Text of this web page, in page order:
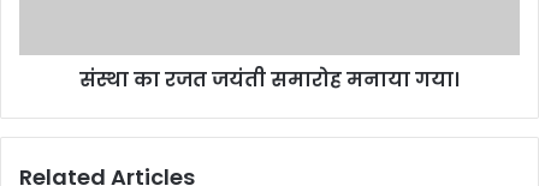
संस्था का रजत जयंती समारोह मनाया गया।
Related Articles